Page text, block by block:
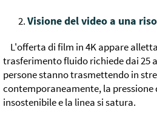
Visione del video a una
L'offerta di film in 4K appare
trasferimento fluido richiede dai 25
persone stanno trasmettendo in
contemporaneamente, la
insostenibile e la linea si satura.